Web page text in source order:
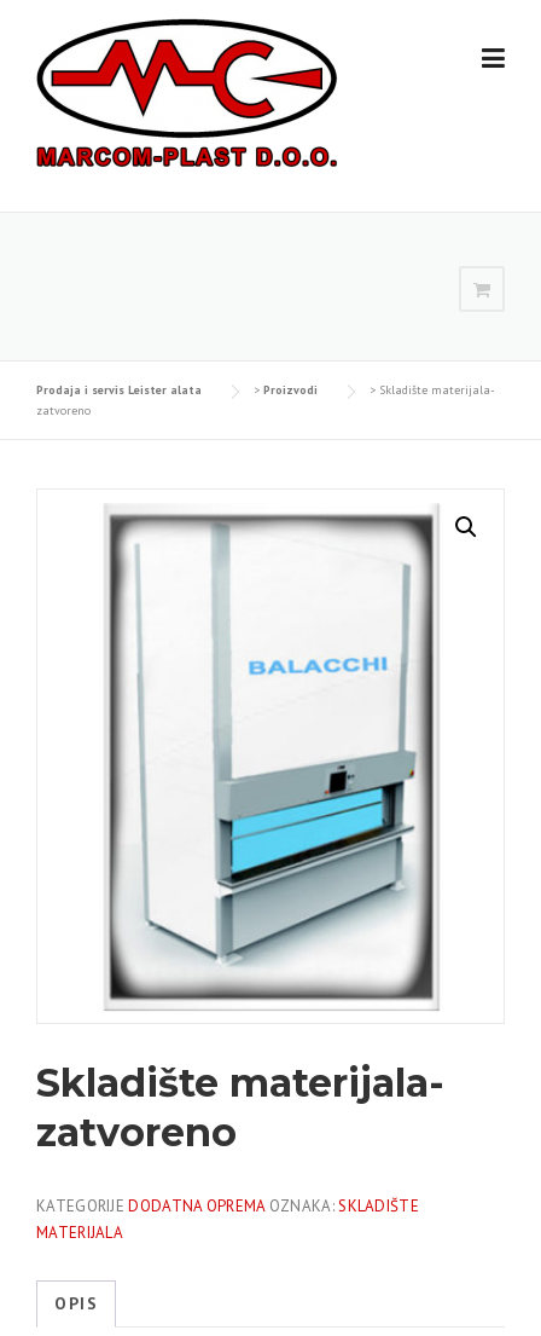
content
Prodaja i servis Leister alata > Proizvodi > Skladište materijala-
zatvoreno
Skladište materijala-
zatvoreno
KATEGORIJEDODATNA OPREMA OZNAKA:SKLADIŠTE
MATERIJALA
OPIS